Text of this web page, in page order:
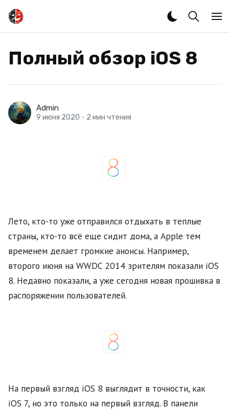
Полный обзор iOS 8
Admin
9 июня 2020 • 2 мин чтения
Лето, кто-то уже отправился отдыхать в теплые
страны, кто-то всё еще сидит дома, а Apple тем
временем делает громкие анонсы. Например,
второго июня на WWDC 2014 зрителям показали iOS
8. Недавно показали, а уже сегодня новая прошивка в
распоряжении пользователей.
На первый взгляд iOS 8 выглядит в точности, как
iOS 7, но это только на первый взгляд. В панели